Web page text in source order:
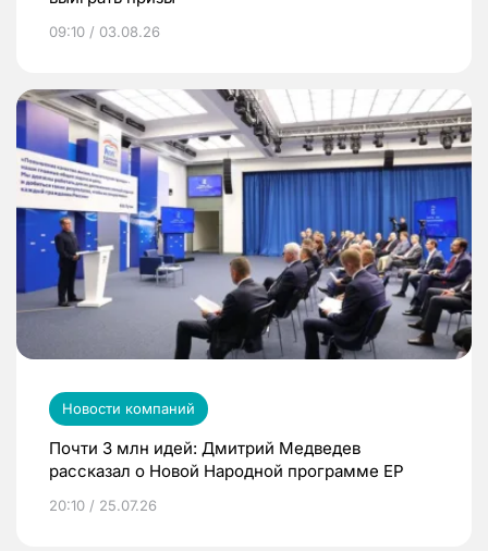
09:10 / 03.08.26
Новости компаний
Почти 3 млн идей: Дмитрий Медведев
рассказал о Новой Народной программе ЕР
20:10 / 25.07.26